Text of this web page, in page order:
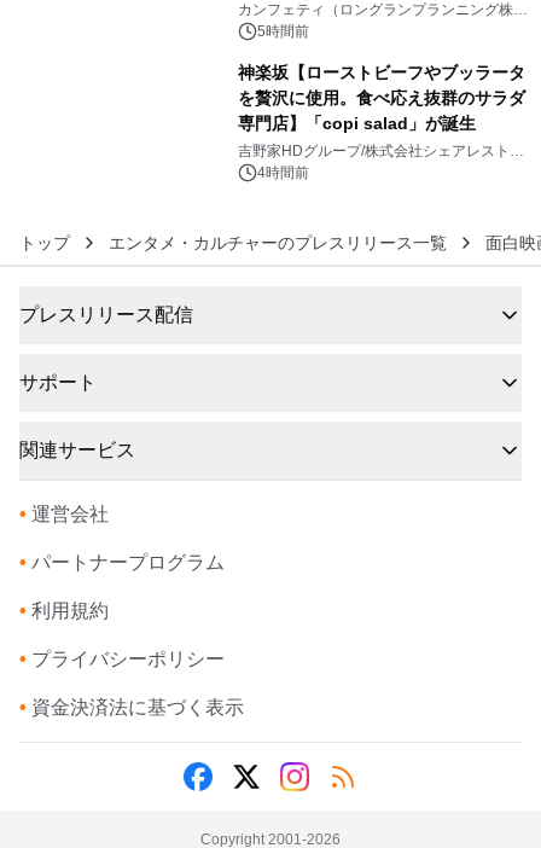
カンフェティ（ロングランプランニング株式
会社）
5時間前
神楽坂【ローストビーフやブッラータ
を贅沢に使用。食べ応え抜群のサラダ
専門店】「copi salad」が誕生
吉野家HDグループ/株式会社シェアレストラ
ン 4時間前
トップ エンタメ・カルチャーのプレスリリース一覧 面白映
プレスリリース配信
サポート
関連サービス
• 運営会社
• パートナープログラム
• 利用規約
• プライバシーポリシー
• 資金決済法に基づく表示
Copyright 2001-2026